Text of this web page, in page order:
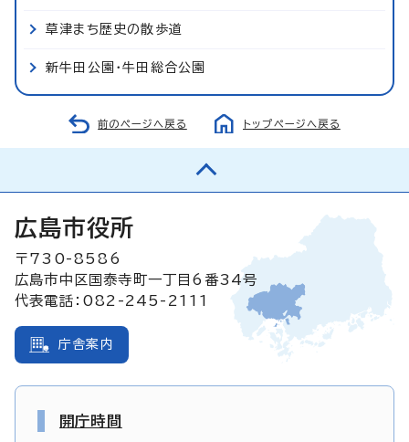
草津まち歴史の散歩道
新牛田公園・牛田総合公園
前のページへ戻る トップページへ戻る
広島市役所
〒730-8586
広島市中区国泰寺町一丁目6番34号
代表電話：082-245-2111
庁舎案内
開庁時間